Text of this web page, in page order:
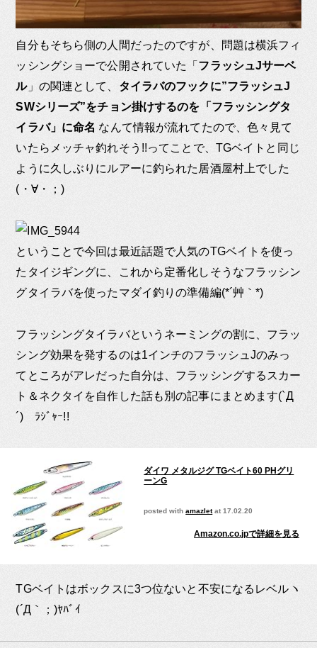
自分もそちら側の人間だったのですが、問題は横浜フィ
ッシングショーで公開されていた「 フラッシュJサーベ
ル」の関連として、 タイラバのフックに”フラッシュJ
SWシリーズ”をチョン掛けするのを「フラッシングタ
イラバ」に命名 なんて情報が流れてたので、色々見て
いたらメッチャ釣れそう!!ってことで、TGベイトと同じ
ように久しぶりにルアーに釣られた居酒屋村上でした
(・∀・；)
ということで今回は最近話題で人気のTGベイトを使っ
たタイジギングに、これから定番化しそうなフラッシン
グタイラバを使ったマダイ釣りの準備編(*´艸｀*)
フラッシングタイラバというネーミングの割に、フラッ
シング効果を発するのは1インチのフラッシュJのみっ
てところがアレだった自分は、フラッシングするスカー
ト＆ネクタイを自作した話も別の記事にまとめます(`Д
´)ゞﾗｼﾞｬｰ!!
ダイワ メタルジグ TGベイト60 PHグリ
ーンG
posted withamazletat 17.02.20
Amazon.co.jpで詳細を見る
TGベイトはボックスに3つ位ないと不安になるレベルヽ
(´Д｀；)ﾔﾊﾞｲ